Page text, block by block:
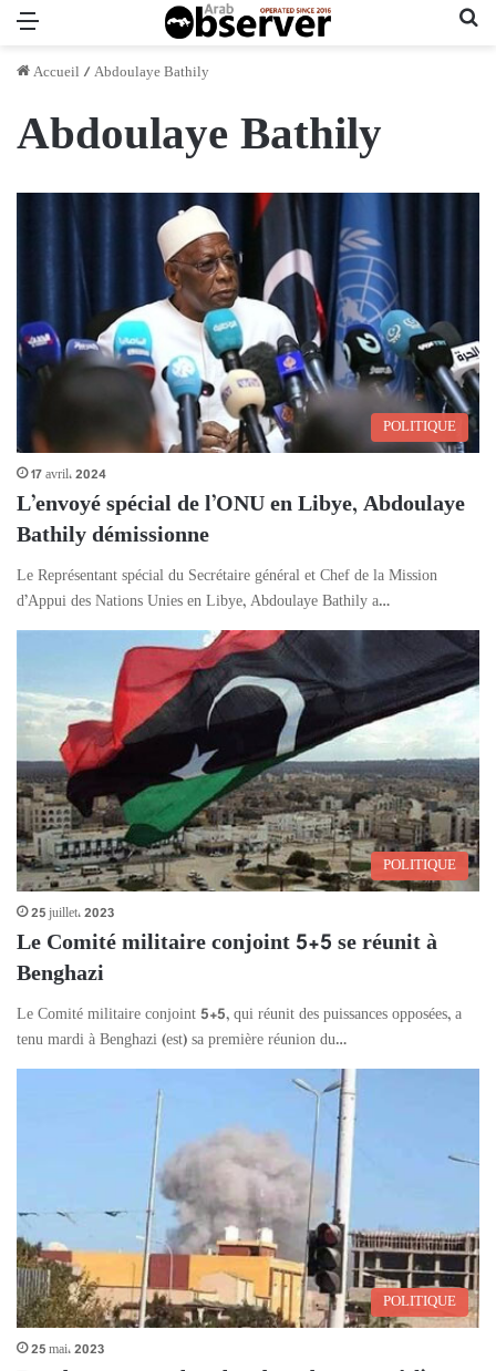
Accueil /Abdoulaye Bathily
Abdoulaye Bathily
POLITIQUE
17 avril، 2024
L’envoyé spécial de l’ONU en Libye, Abdoulaye
Bathily démissionne
Le Représentant spécial du Secrétaire général et Chef de la Mission
d’Appui des Nations Unies en Libye, Abdoulaye Bathily a…
POLITIQUE
25 juillet، 2023
Le Comité militaire conjoint 5+5 se réunit à
Benghazi
Le Comité militaire conjoint 5+5, qui réunit des puissances opposées, a
tenu mardi à Benghazi (est) sa première réunion du…
POLITIQUE
25 mai، 2023